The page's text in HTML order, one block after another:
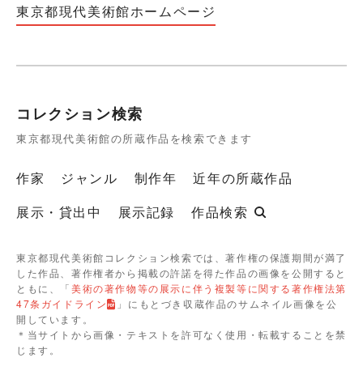
東京都現代美術館ホームページ
コレクション検索
東京都現代美術館の所蔵作品を検索できます
作家 ジャンル 制作年
近年の所蔵作品
展示・貸出中
展示記録 作品検索
東京都現代美術館コレクション検索では、著作権の保護期間が満了
した作品、著作権者から掲載の許諾を得た作品の画像を公開すると
ともに、「美術の著作物等の展示に伴う複製等に関する著作権法第
47条ガイドライン
」にもとづき収蔵作品のサムネイル画像を公
開しています。
＊当サイトから画像・テキストを許可なく使用・転載することを禁
じます。